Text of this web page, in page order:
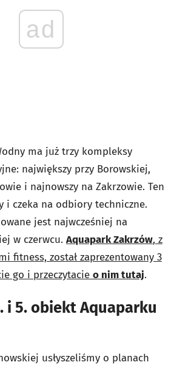
ad
ma już trzy kompleksy
największy przy Borowskiej,
i najnowszy na Zakrzowie. Ten
i czeka na odbiory techniczne.
jest najwcześniej na
w czerwcu. Aquapark Zakrzów, z
fitness, został zaprezentowany 3
go i przeczytacie o nim tutaj.
i 5. obiekt Aquaparku
usłyszeliśmy o planach